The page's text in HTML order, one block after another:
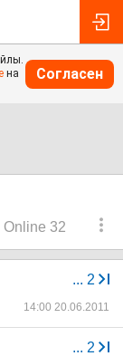
на
Согласен
Online 32
... 2
14:00 20.06.2011
... 2